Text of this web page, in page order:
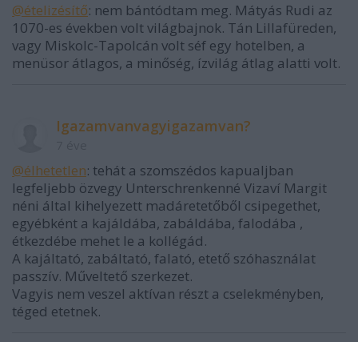
@ételizésítő: nem bántódtam meg. Mátyás Rudi az
1070-es években volt világbajnok. Tán Lillafüreden,
vagy Miskolc-Tapolcán volt séf egy hotelben, a
menüsor átlagos, a minőség, ízvilág átlag alatti volt.
Igazamvanvagyigazamvan?
@élhetetlen: tehát a szomszédos kapualjban
legfeljebb özvegy Unterschrenkenné Vizaví Margit
néni által kihelyezett madáretetőből csipegethet,
egyébként a kajáldába, zabáldába, falodába ,
étkezdébe mehet le a kollégád.
A kajáltató, zabáltató, falató, etető szóhasználat
passzív. Műveltető szerkezet.
Vagyis nem veszel aktívan részt a cselekményben,
téged etetnek.